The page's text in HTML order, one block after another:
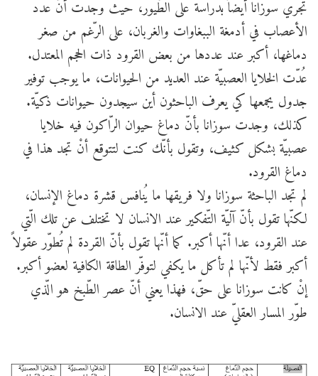
تجري سوزانا أيضاً بدراسة على الطّيور، حيث وجدت أنّ عدد
الأعصاب في أدمغة الببغاوات والغربان، على الرّغم من صغر
دماغها، أكبر عند عددها من بعض القرود ذات الحجم المعتدل.
عُدّت الخلايا العصبيّة عند العديد من الحيوانات، ما يوجب توفير
جدول يجمعها كي يعرف الباحثون أين سيجدون حيوانات ذكيّة.
كذلك، وجدت سوزانا بأنّ دماغ حيوان الرّاكون فيه خلايا
عصبيّة بشكل كثيف، وتقول بأنّك كنت لتتوقع أنْ تجد هذا في
دماغ القرود.
لم تجد الباحثة سوزانا ولا فريقها ما يُنافس قشرة دماغ الإنسان،
لكنّها تقول بأنّ آليّة التّفكير عند الانسان لا تختلف عن تلك الّتي
عند القرود، عدا أنّها أكبر. كما أنّها تقول بأنّ القردة لم تُطوّر عقولاً
أكبر فقط لأنّها لم تأكل ما يكفي لتوفّر الطاقة الكافية لعضو أكبر.
إنْ كانت سوزانا على حقّ، فهذا يعني أنّ عصر الطّبخ هو الّذي
طوّر المسار العقليّ عند الانسان.